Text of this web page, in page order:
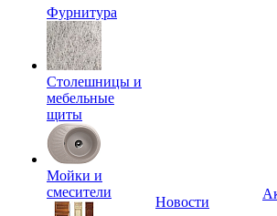
Фурнитура
Столешницы и
мебельные
щиты
Мойки и
смесители
Новости